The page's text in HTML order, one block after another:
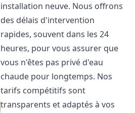
installation neuve. Nous offrons
des délais d'intervention
rapides, souvent dans les 24
heures, pour vous assurer que
vous n'êtes pas privé d'eau
chaude pour longtemps. Nos
tarifs compétitifs sont
transparents et adaptés à vos